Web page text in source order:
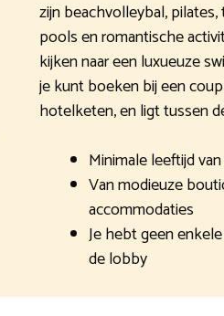
zijn beachvolleybal,
pools en romantische
kijken naar een luxueuze
je kunt boeken bij een
hotelketen, en ligt tussen
Minimale leeftijd van
Van modieuze
accommodaties
Je hebt geen
de lobby